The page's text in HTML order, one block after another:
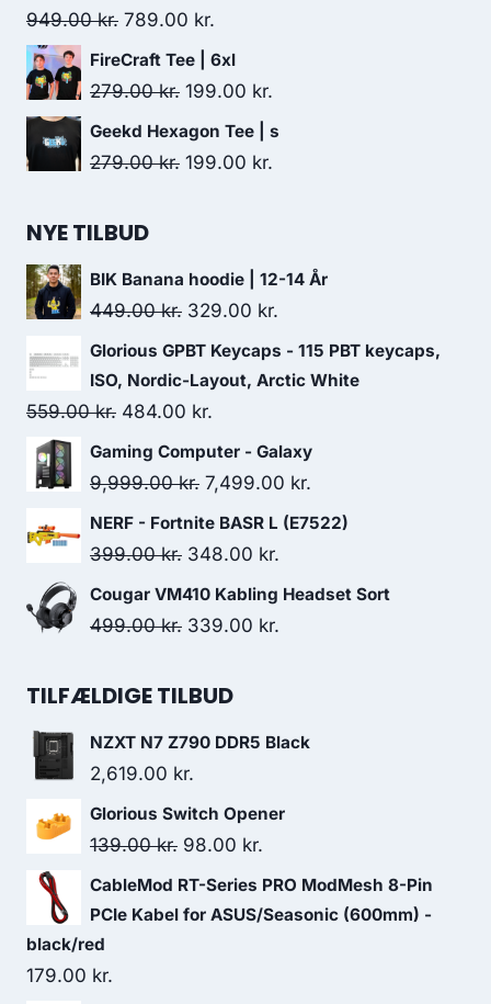
219.00 kr..209.00 kr..
949.00kr. Original
price
was:
789.00 kr.
price
is:
789.00 kr..
FireCraft Tee | 6xl
279.00kr. Original
price
was:
199.00 kr.
price
Geekd Hexagon Tee | s
279.00kr. Original
199.00 kr.
NYE TILBUD
BIK Banana hoodie | 12-14 År
449.00kr. Original
price
was:
449.00 kr..
329.00 kr.
price
is:
Glorious GPBT Keycaps - 115 PBT keycaps,
ISO, Nordic-Layout, Arctic White
559.00kr. Original
price
was:
484.00 kr.
price
is:
484.00 kr..
Gaming Computer - Galaxy
9,999.00kr. Original
price
was:
7,499.00 kr.
price
NERF - Fortnite BASR L (E7522)
399.00kr. Original
price
was:
348.00 kr.
price
Cougar VM410 Kabling Headset Sort
499.00kr. Original
was:
339.00 kr.
TILFÆLDIGE TILBUD
NZXT N7 Z790 DDR5 Black
2,619.00 kr.
Glorious Switch Opener
139.00kr. Original
price
was:
98.00 kr.
price
is:
CableMod RT-Series PRO ModMesh 8-Pin
PCIe Kabel for ASUS/Seasonic (600mm) -
black/red
179.00 kr.